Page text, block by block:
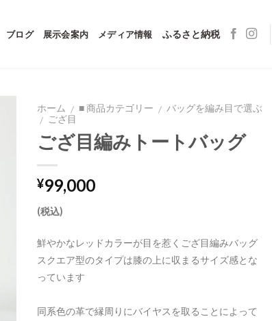
ブログ 展示会案内 メディア情報 ふるさと納税
ホーム / ■ 商品カテゴリー / バッグを編み目で選ぶ
/
ござ目
ござ目編みトートバッグ
¥99,000
(税込)
鮮やかなレッドカラーが目を惹くござ目編みバッグ
スクエア型のタイプは膝の上に収まるサイズ感とな
っています
同系色の革で縁周りにバイヤスを取ることによって